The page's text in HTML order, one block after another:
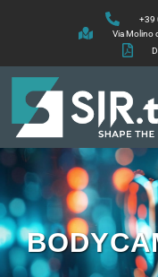
+39
Via Molino